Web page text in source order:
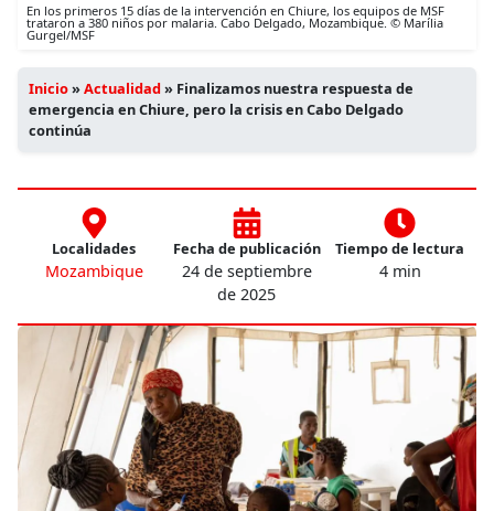
En los primeros 15 días de la intervención en Chiure, los equipos de MSF
trataron a 380 niños por malaria. Cabo Delgado, Mozambique. © Marília
Gurgel/MSF
Inicio»Actualidad» Finalizamos nuestra respuesta de
emergencia en Chiure, pero la crisis en Cabo Delgado
continúa
Localidades
Mozambique
Fecha de publicación
24 de septiembre
de 2025
Tiempo de lectura
4 min